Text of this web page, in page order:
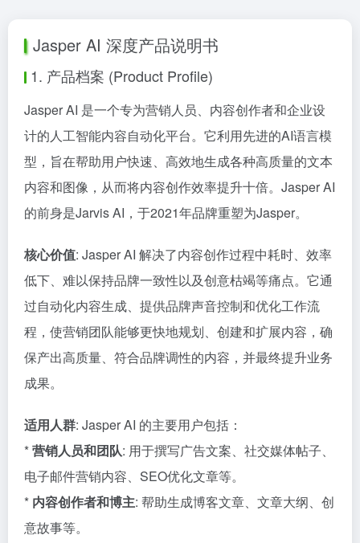
Jasper AI 深度产品说明书
1. 产品档案 (Product Profile)
Jasper AI 是一个专为营销人员、内容创作者和企业设
计的人工智能内容自动化平台。它利用先进的AI语言模
型，旨在帮助用户快速、高效地生成各种高质量的文本
内容和图像，从而将内容创作效率提升十倍。Jasper AI
的前身是Jarvis AI，于2021年品牌重塑为Jasper。
核心价值: Jasper AI 解决了内容创作过程中耗时、效率
低下、难以保持品牌一致性以及创意枯竭等痛点。它通
过自动化内容生成、提供品牌声音控制和优化工作流
程，使营销团队能够更快地规划、创建和扩展内容，确
保产出高质量、符合品牌调性的内容，并最终提升业务
成果。
适用人群: Jasper AI 的主要用户包括：
*营销人员和团队: 用于撰写广告文案、社交媒体帖子、
电子邮件营销内容、SEO优化文章等。
* 内容创作者和博主: 帮助生成博客文章、文章大纲、创
意故事等。